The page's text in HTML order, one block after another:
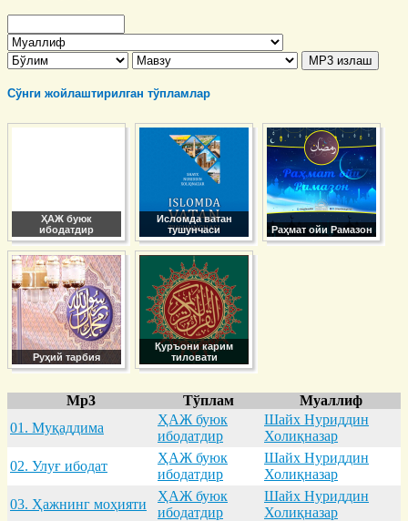
Сўнги жойлаштирилган тўпламлар
ҲАЖ буюк
ибодатдир
Исломда ватан
тушунчаси
Раҳмат ойи Рамазон
Руҳий тарбия
Қуръони карим
тиловати
Mp3 Тўплам
Муаллиф
01. Муқaддимa
ҲАЖ буюк
ибодатдир
Шайх Нуриддин
Холиқназар
02. Улуғ ибодaт
ҲАЖ буюк
ибодатдир
Шайх Нуриддин
Холиқназар
03. Ҳaжнинг моҳияти
ҲАЖ буюк
ибодатдир
Шайх Нуриддин
Холиқназар